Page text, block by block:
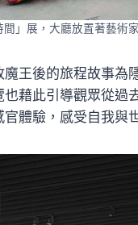
」展，大廳放置著藝術
魔王後的旅程故事為
藉此引導觀眾從過
體驗，感受自我與